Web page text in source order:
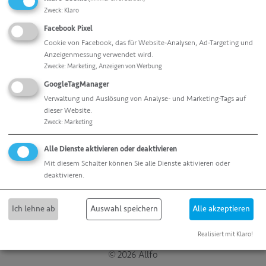
allfo GmbH & Co. KG · Dieselstraße 9
© 2026 Allfo
Zweck: Klaro
Facebook Pixel
Cookie von Facebook, das für Website-Analysen, Ad-Targeting und
Anzeigenmessung verwendet wird.
Zwecke: Marketing, Anzeigen von Werbung
GoogleTagManager
Verwaltung und Auslösung von Analyse- und Marketing-Tags auf
dieser Website.
Zweck: Marketing
Alle Dienste aktivieren oder deaktivieren
Mit diesem Schalter können Sie alle Dienste aktivieren oder
deaktivieren.
Ich lehne ab Auswahl speichern Alle akzeptieren
Realisiert mit Klaro!